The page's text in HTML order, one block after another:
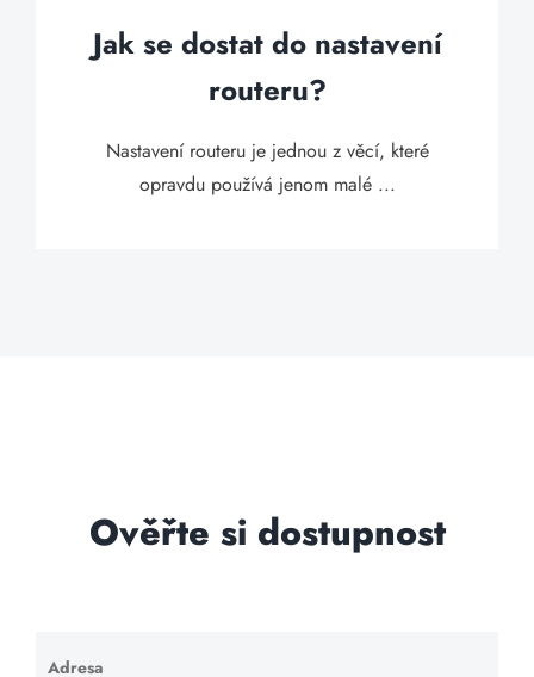
Jak se dostat do nastavení
routeru?
Nastavení routeru je jednou z věcí, které
opravdu používá jenom malé ...
Ověřte si dostupnost
Adresa